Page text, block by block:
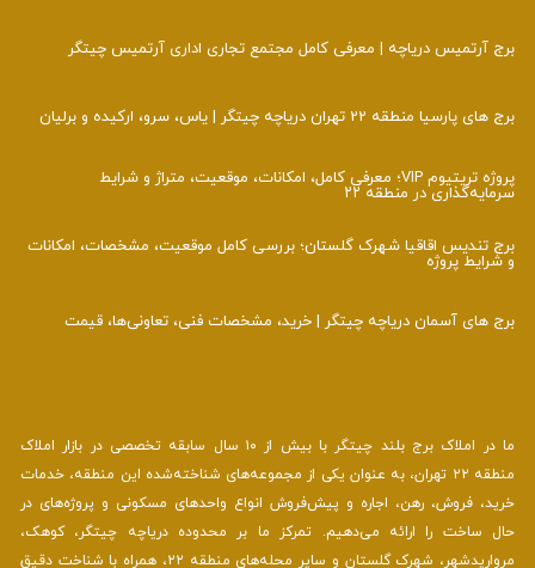
برج آرتمیس دریاچه | معرفی کامل مجتمع تجاری اداری آرتمیس چیتگر
برج های پارسیا منطقه 22 تهران دریاچه چیتگر | یاس، سرو، ارکیده و برلیان
پروژه تریتیوم VIP؛ معرفی کامل، امکانات، موقعیت، متراژ و شرایط
سرمایه‌گذاری در منطقه ۲۲
برج تندیس اقاقیا شهرک گلستان؛ بررسی کامل موقعیت، مشخصات، امکانات
و شرایط پروژه
برج‌ های آسمان دریاچه چیتگر | خرید، مشخصات فنی، تعاونی‌ها، قیمت
ما در املاک برج بلند چیتگر با بیش از ۱۰ سال سابقه تخصصی در بازار املاک
منطقه ۲۲ تهران، به عنوان یکی از مجموعه‌های شناخته‌شده این منطقه، خدمات
خرید، فروش، رهن، اجاره و پیش‌فروش انواع واحدهای مسکونی و پروژه‌های در
حال ساخت را ارائه می‌دهیم. تمرکز ما بر محدوده دریاچه چیتگر، کوهک،
مرواریدشهر، شهرک گلستان و سایر محله‌های منطقه ۲۲، همراه با شناخت دقیق